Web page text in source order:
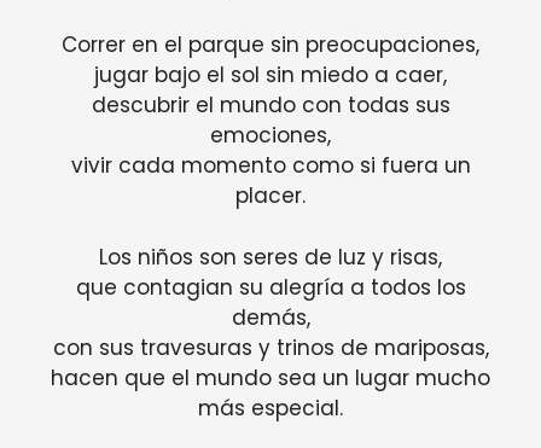
Correr en el parque sin preocupaciones,
jugar bajo el sol sin miedo a caer,
descubrir el mundo con todas sus
emociones,
vivir cada momento como si fuera un
placer.
Los niños son seres de luz y risas,
que contagian su alegría a todos los
demás,
con sus travesuras y trinos de mariposas,
hacen que el mundo sea un lugar mucho
más especial.